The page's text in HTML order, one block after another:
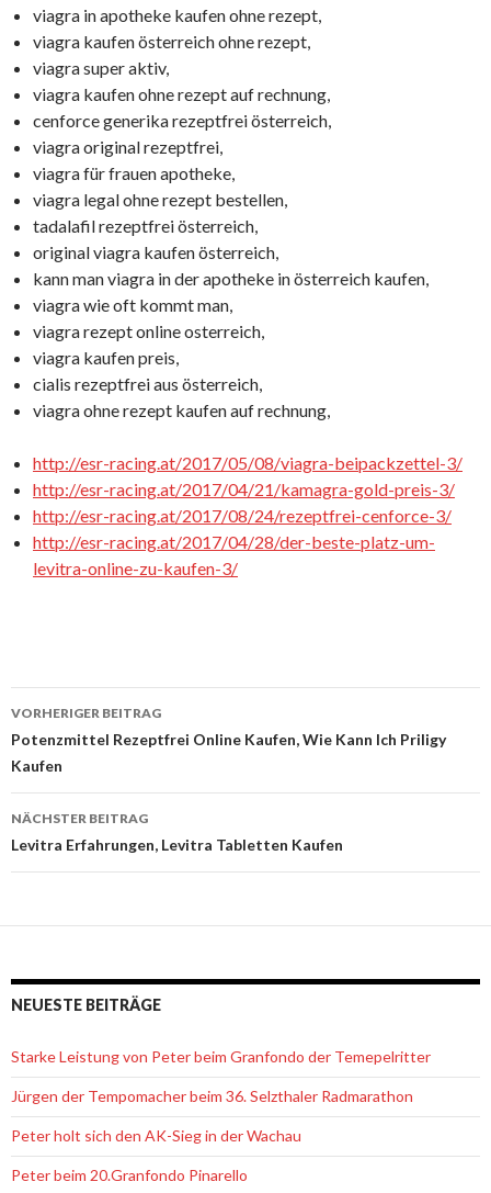
viagra in apotheke kaufen ohne rezept,
viagra kaufen österreich ohne rezept,
viagra super aktiv,
viagra kaufen ohne rezept auf rechnung,
cenforce generika rezeptfrei österreich,
viagra original rezeptfrei,
viagra für frauen apotheke,
viagra legal ohne rezept bestellen,
tadalafil rezeptfrei österreich,
original viagra kaufen österreich,
kann man viagra in der apotheke in österreich kaufen,
viagra wie oft kommt man,
viagra rezept online osterreich,
viagra kaufen preis,
cialis rezeptfrei aus österreich,
viagra ohne rezept kaufen auf rechnung,
http://esr-racing.at/2017/05/08/viagra-beipackzettel-3/
http://esr-racing.at/2017/04/21/kamagra-gold-preis-3/
http://esr-racing.at/2017/08/24/rezeptfrei-cenforce-3/
http://esr-racing.at/2017/04/28/der-beste-platz-um-
levitra-online-zu-kaufen-3/
Beitrags-
Navigation
VORHERIGER BEITRAG
Potenzmittel Rezeptfrei Online Kaufen, Wie Kann Ich Priligy
Kaufen
NÄCHSTER BEITRAG
Levitra Erfahrungen, Levitra Tabletten Kaufen
NEUESTE BEITRÄGE
Starke Leistung von Peter beim Granfondo der Temepelritter
Jürgen der Tempomacher beim 36. Selzthaler Radmarathon
Peter holt sich den AK-Sieg in der Wachau
Peter beim 20.Granfondo Pinarello